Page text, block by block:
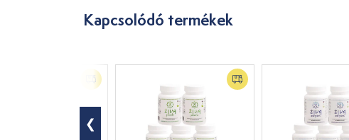
Kapcsolódó termékek